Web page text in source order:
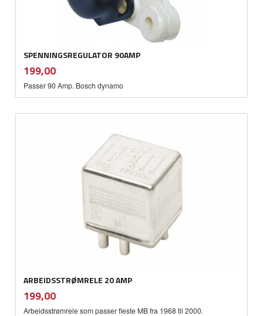
SPENNINGSREGULATOR 90AMP
Pris
199,00mva.
Passer 90 Amp. Bosch dynamo
ARBEIDSSTRØMRELE 20 AMP
Pris
199,00mva.
Arbeidsstrømrele som passer fleste MB fra 1968 til 2000.